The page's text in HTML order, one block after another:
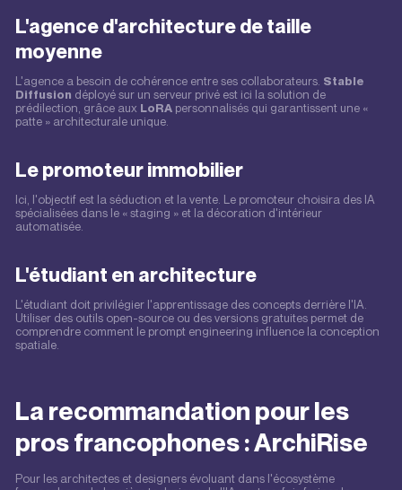
L'agence d'architecture de taille
moyenne
L'agence a besoin de cohérence entre ses collaborateurs. Stable
Diffusion déployé sur un serveur privé est ici la solution de
prédilection, grâce aux LoRA personnalisés qui garantissent une «
patte » architecturale unique.
Le promoteur immobilier
Ici, l'objectif est la séduction et la vente. Le promoteur choisira des IA
spécialisées dans le « staging » et la décoration d'intérieur
automatisée.
L'étudiant en architecture
L'étudiant doit privilégier l'apprentissage des concepts derrière l'IA.
Utiliser des outils open-source ou des versions gratuites permet de
comprendre comment le prompt engineering influence la conception
spatiale.
La recommandation pour les
pros francophones : ArchiRise
Pour les architectes et designers évoluant dans l'écosystème